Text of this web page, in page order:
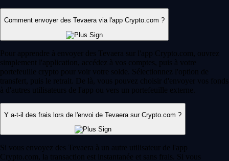
Comment envoyer des Tevaera via l'app Crypto.com ?
Pour apprendre à envoyer des Tevaera sur l'app Crypto.com, ouvrez
simplement l'application, accédez à vos comptes, puis à votre
portefeuille crypto pour voir votre solde. Sélectionnez l'option de
transfert, puis le retrait. De là, vous pouvez choisir d'envoyer vos fonds
à d'autres utilisateurs de l'app ou vers un portefeuille externe.
Y a-t-il des frais lors de l'envoi de Tevaera sur Crypto.com ?
Si vous envoyez des Tevaera à un autre utilisateur de l'app
Crypto.com, la transaction est instantanée et sans frais. Si vous